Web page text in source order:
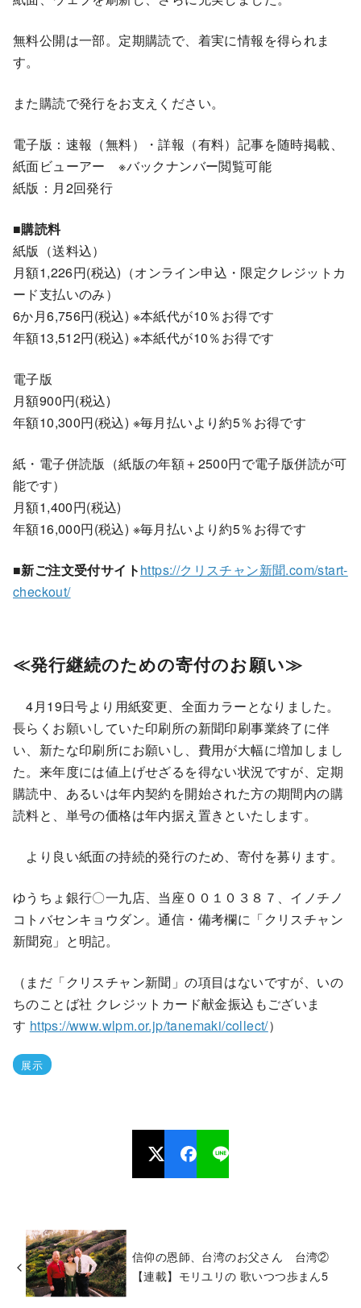
無料公開は一部。定期購読で、着実に情報を得られま
す。
また購読で発行をお支えください。
電子版：速報（無料）・詳報（有料）記事を随時掲載、
紙面ビューアー ※バックナンバー閲覧可能
紙版：月2回発行
■購読料
紙版（送料込）
月額1,226円(税込)（オンライン申込・限定クレジットカ
ード支払いのみ）
6か月6,756円(税込) ※本紙代が10％お得です
年額13,512円(税込) ※本紙代が10％お得です
電子版
月額900円(税込)
年額10,300円(税込) ※毎月払いより約5％お得です
紙・電子併読版（紙版の年額＋2500円で電子版併読が可
能です）
月額1,400円(税込)
年額16,000円(税込) ※毎月払いより約5％お得です
■新ご注文受付サイトhttps://クリスチャン新聞.com/start-
checkout/
≪発行継続のための寄付のお願い≫
4月19日号より用紙変更、全面カラーとなりました。
長らくお願いしていた印刷所の新聞印刷事業終了に伴
い、新たな印刷所にお願いし、費用が大幅に増加しまし
た。来年度には値上げせざるを得ない状況ですが、定期
購読中、あるいは年内契約を開始された方の期間内の購
読料と、単号の価格は年内据え置きといたします。
より良い紙面の持続的発行のため、寄付を募ります。
ゆうちょ銀行〇一九店、当座００１０３８７、イノチノ
コトバセンキョウダン。通信・備考欄に「クリスチャン
新聞宛」と明記。
（まだ「クリスチャン新聞」の項目はないですが、いの
ちのことば社 クレジットカード献金振込もございま
す https://www.wlpm.or.jp/tanemaki/collect/）
展示
信仰の恩師、台湾のお父さん 台湾②
【連載】モリユリの 歌いつつ歩まん5